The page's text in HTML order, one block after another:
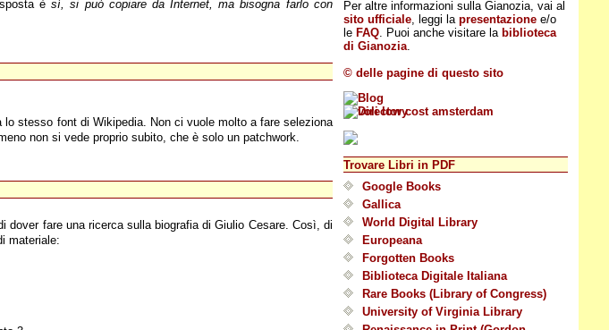
èsì, si può copiare da Internet, ma bisogna farlo con
stesso font di Wikipedia. Non ci vuole molto a fare seleziona
non si vede proprio subito, che è solo un patchwork.
fare una ricerca sulla biografia di Giulio Cesare. Così, di
materiale:
Per altre informazioni sulla Gianozia, vai al
sito ufficiale, leggi lapresentazione e/o
le FAQ. Puoi anche visitare la biblioteca
di Gianozia.
© delle pagine di questo sito
Trovare Libri in PDF
Google Books
Gallica
World Digital Library
Europeana
Forgotten Books
Biblioteca Digitale Italiana
Rare Books (Library of Congress)
University of Virginia Library